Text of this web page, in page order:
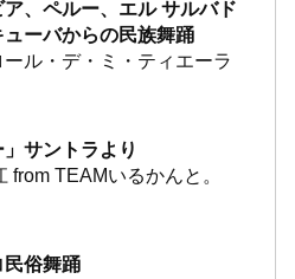
、ペルー、エル サルバド
ーバからの民族舞踊
ル・デ・ミ・ティエーラ
サントラより
from TEAMいるかんと。
民俗舞踊